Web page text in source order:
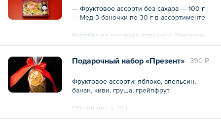
— Фруктовое ассорти без сахара — 100 г
— Мед 3 баночки по 30 г в ассортименте
Коробка из плотного картона с бантиком
390 ₽
Подарочный набор «Презент»
Фруктовое ассорти: яблоко, апельсин,
банан, киви, груша, грейпфрут.
Общий вес – 70 г